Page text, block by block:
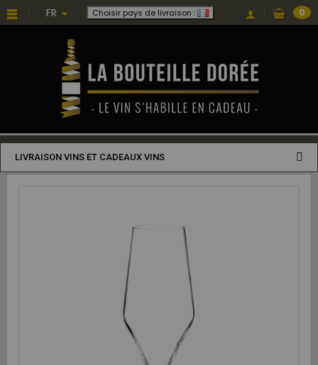
FR Choisir pays de livraison : 0
LIVRAISON VINS ET CADEAUX VINS